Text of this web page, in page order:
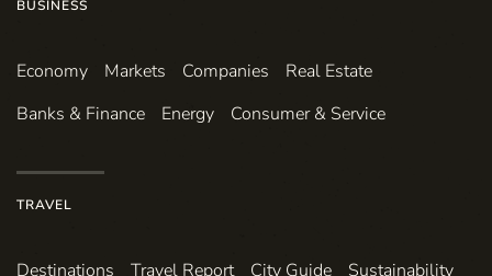
BUSINESS
Economy Markets Companies
Real Estate
Banks & Finance
Energy Consumer & Service
TRAVEL
Destinations Travel Report City Guide
Sustainability